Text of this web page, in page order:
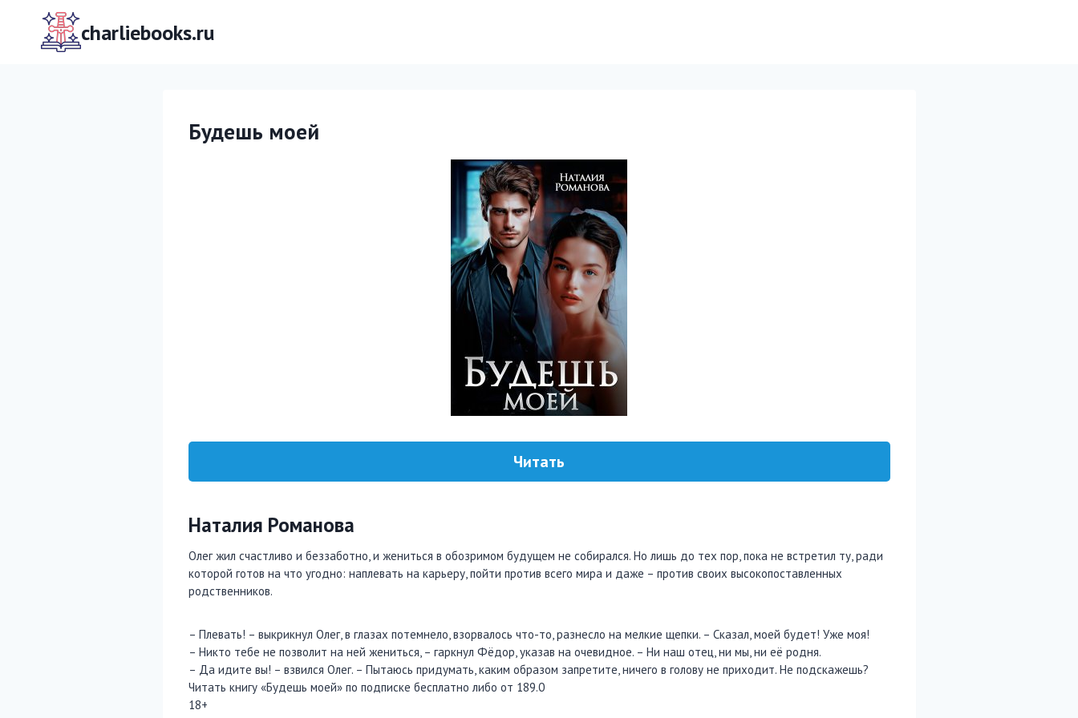
содержимому charliebooks.ru
Будешь моей
Читать
Наталия Романова
Олег жил счастливо и беззаботно, и жениться в обозримом будущем не собирался. Но лишь до тех пор, пока не встретил ту, ради
которой готов на что угодно: наплевать на карьеру, пойти против всего мира и даже – против своих высокопоставленных
родственников.
– Плевать! – выкрикнул Олег, в глазах потемнело, взорвалось что-то, разнесло на мелкие щепки. – Сказал, моей будет! Уже моя!
– Никто тебе не позволит на ней жениться, – гаркнул Фёдор, указав на очевидное. – Ни наш отец, ни мы, ни её родня.
– Да идите вы! – взвился Олег. – Пытаюсь придумать, каким образом запретите, ничего в голову не приходит. Не подскажешь?
Читать книгу «Будешь моей» по подписке бесплатно либо от 189.0
18+